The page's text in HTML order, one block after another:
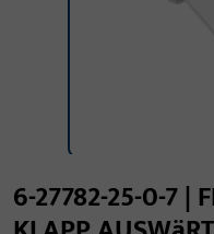
6-27782-25-0-7 |